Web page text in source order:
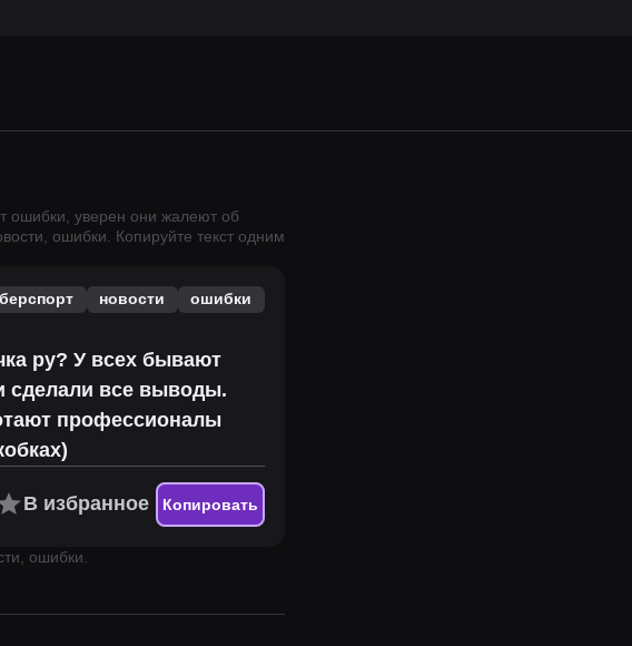
ошибки, уверен они жалеют об
ошибки.
Копируйте текст одним
новости ошибки
ру? У всех бывают
сделали все выводы.
профессионалы
В избранное Копировать
ошибки.